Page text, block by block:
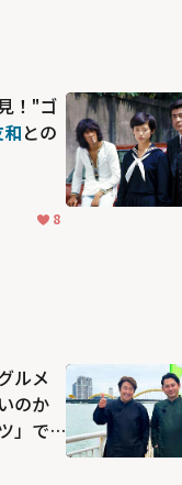
！"ゴ
との
8
ルメ
のか
」で